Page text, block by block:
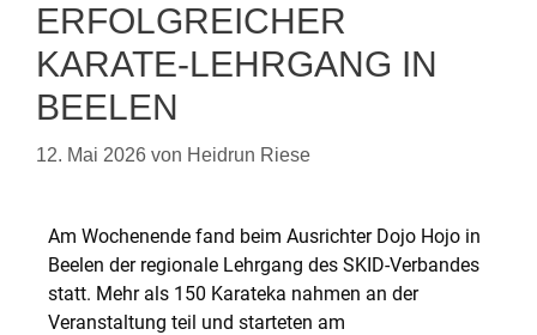
ERFOLGREICHER
KARATE-LEHRGANG IN
BEELEN
12. Mai 2026 von Heidrun Riese
Am Wochenende fand beim Ausrichter Dojo Hojo in
Beelen der regionale Lehrgang des SKID-Verbandes
statt. Mehr als 150 Karateka nahmen an der
Veranstaltung teil und starteten am